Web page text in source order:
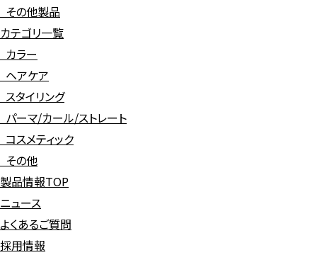
その他製品
カテゴリ一覧
カラー
ヘアケア
スタイリング
パーマ/カール/ストレート
コスメティック
その他
製品情報TOP
ニュース
よくあるご質問
採用情報